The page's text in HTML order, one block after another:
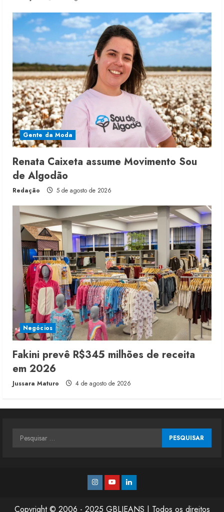
Gente da Moda
Renata Caixeta assume Movimento Sou
de Algodão
Redação 5 de agosto de 2026
Negócios
Fakini prevê R$345 milhões de receita
em 2026
Jussara Maturo 4 de agosto de 2026
Pesquisar
Instagram
YoutubeLinkedin
Copyright © 2006 - 2025 GBLJEANS | Todos os direitos